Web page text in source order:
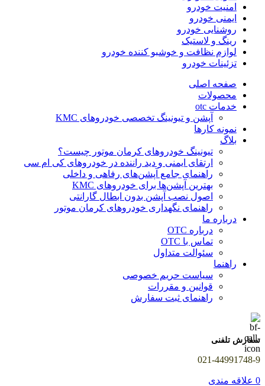
امنیت خودرو
ایمنی خودرو
روشنایی خودرو
رینگ و لاستیک
لوازم نظافت و خوشبو کننده خودرو
تزئینات خودرو
صفحه اصلی
محصولات
خدمات otc
آپشن و تیونینگ تخصصی خودروهای KMC
نمونه کارها
بلاگ
تیونینگ خودروهای کرمان موتور چیست؟
ارتقای ایمنی و دید راننده در خودروهای کی ام سی
راهنمای جامع آپشن‌های رفاهی و داخلی
بهترین آپشن‌ها برای خودروهای KMC
اصول نصب آپشن بدون ابطال گارانتی
راهنمای نگهداری خودروهای کرمان موتور
درباره ما
درباره OTC
تماس با OTC
سئوالت متداول
راهنما
سیاست حریم خصوصی
قوانین و مقررات
راهنمای ثبت سفارش
سفارش تلفنی
021-44991748-9
0 علاقه مندی